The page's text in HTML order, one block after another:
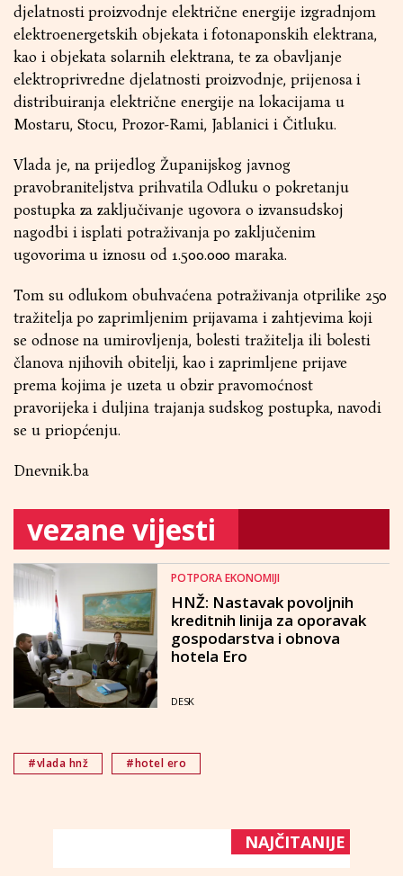
djelatnosti proizvodnje električne energije izgradnjom
elektroenergetskih objekata i fotonaponskih elektrana,
kao i objekata solarnih elektrana, te za obavljanje
elektroprivredne djelatnosti proizvodnje, prijenosa i
distribuiranja električne energije na lokacijama u
Mostaru, Stocu, Prozor-Rami, Jablanici i Čitluku.
Vlada je, na prijedlog Županijskog javnog
pravobraniteljstva prihvatila Odluku o pokretanju
postupka za zaključivanje ugovora o izvansudskoj
nagodbi i isplati potraživanja po zaključenim
ugovorima u iznosu od 1.500.000 maraka.
Tom su odlukom obuhvaćena potraživanja otprilike 250
tražitelja po zaprimljenim prijavama i zahtjevima koji
se odnose na umirovljenja, bolesti tražitelja ili bolesti
članova njihovih obitelji, kao i zaprimljene prijave
prema kojima je uzeta u obzir pravomoćnost
pravorijeka i duljina trajanja sudskog postupka, navodi
se u priopćenju.
Dnevnik.ba
vezane vijesti
POTPORA EKONOMIJI
HNŽ: Nastavak povoljnih
kreditnih linija za oporavak
gospodarstva i obnova
hotela Ero
DESK
#vlada hnž #hotel ero
NAJČITANIJE